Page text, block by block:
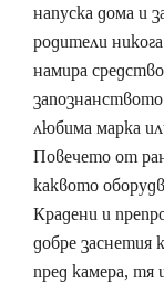
напуска дома и
родители
намира
любима марка
Повечето от
каквото
Крадени и
добре
пред камера, тя